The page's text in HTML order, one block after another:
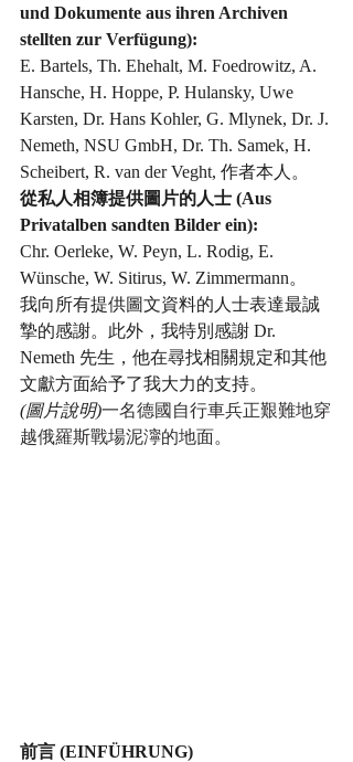
und Dokumente aus ihren Archiven
stellten zur Verfügung):
E. Bartels, Th. Ehehalt, M. Foedrowitz, A.
Hansche, H. Hoppe, P. Hulansky, Uwe
Karsten, Dr. Hans Kohler, G. Mlynek, Dr. J.
Nemeth, NSU GmbH, Dr. Th. Samek, H.
Scheibert, R. van der Veght, 作者本人。
從私人相簿提供圖片的人士 (Aus
Privatalben sandten Bilder ein):
Chr. Oerleke, W. Peyn, L. Rodig, E.
Wünsche, W. Sitirus, W. Zimmermann。
我向所有提供圖文資料的人士表達最誠
摯的感謝。此外，我特別感謝 Dr.
Nemeth 先生，他在尋找相關規定和其他
文獻方面給予了我大力的支持。
(圖片說明)一名德國自行車兵正艱難地穿
越俄羅斯戰場泥濘的地面。
前言 (EINFÜHRUNG)